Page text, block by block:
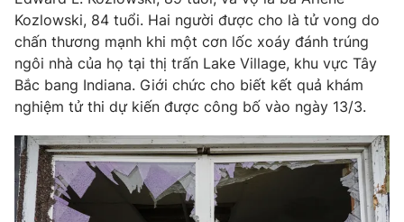
Photo Infographic
Video Shorts video
VTV Sức khoẻ Bất động sản
Kozlowski, 84 tuổi. Hai người được cho là tử vong do
chấn thương mạnh khi một cơn lốc xoáy đánh trúng
ngôi nhà của họ tại thị trấn Lake Village, khu vực Tây
Bắc bang Indiana. Giới chức cho biết kết quả khám
nghiệm tử thi dự kiến được công bố vào ngày 13/3.